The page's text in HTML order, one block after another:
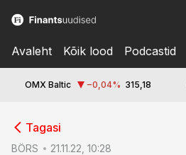
Avaleht Kõik lood Podcastid
OMX Baltic −0,04% 315,18
Tagasi
BÖRS 21.11.22, 10:28